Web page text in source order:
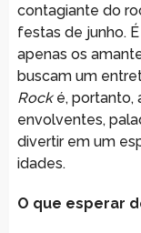
contagiante do
festas de junho.
apenas os
buscam um
Rocké, portanto,
envolventes,
divertir em um
idades.
O que esperar